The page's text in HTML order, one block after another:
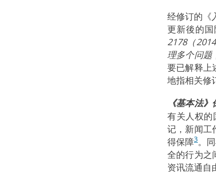
经修订的《
更新後的
2178（
理多个问题
要已解释上
地指相关修
《基本法
有关人权的
记，新闻工
得保障3。
全的行为之
资讯流通自